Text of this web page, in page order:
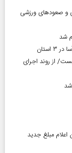
و صعودهای ورزشی
شد
از روند اجرای
شد
مبلغ جدید